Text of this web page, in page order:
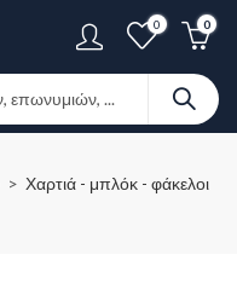
0 0
Χαρτιά - μπλόκ - φάκελοι